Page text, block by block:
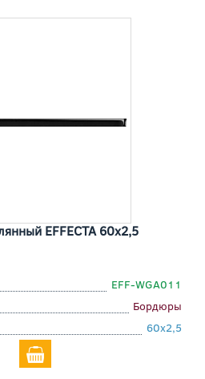
EFFECTA 60x2,5
EFF-WGA011
Бордюры
60x2,5